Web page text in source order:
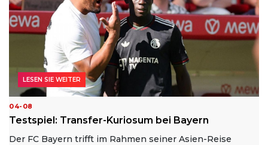
04-08
Testspiel: Transfer-Kuriosum bei Bayern
Der FC Bayern trifft im Rahmen seiner Asien-Reise
LESEN SIE WEITER